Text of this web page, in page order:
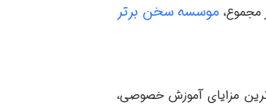
مجموع،موسسه سخن برتر
مزایای آموزش خصوصی،